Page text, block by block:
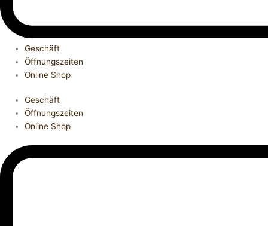
Geschäft
Öffnungszeiten
Online Shop
Geschäft
Öffnungszeiten
Online Shop